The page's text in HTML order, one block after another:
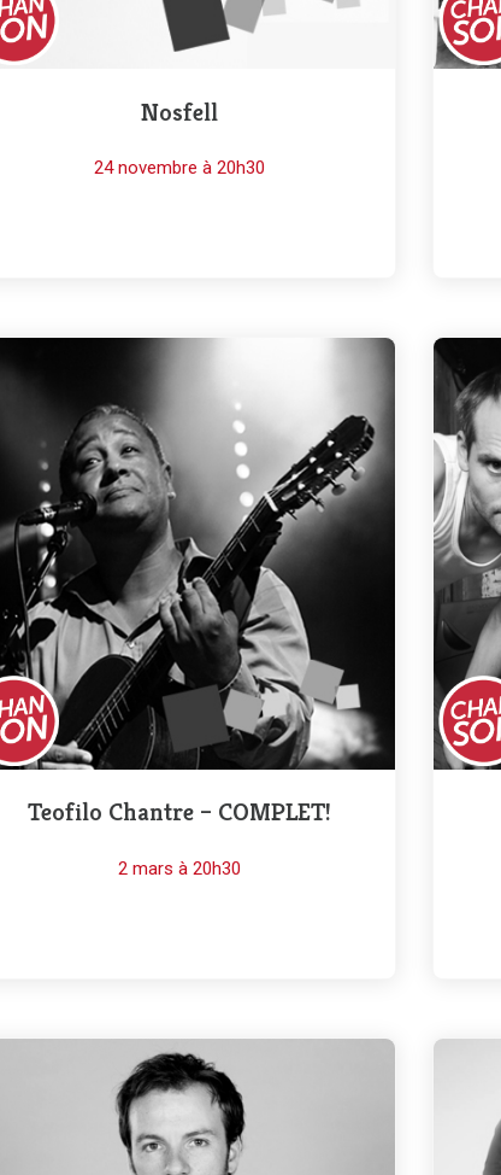
Nosfell
24 novembre à 20h30
Teofilo Chantre – COMPLET!
2 mars à 20h30